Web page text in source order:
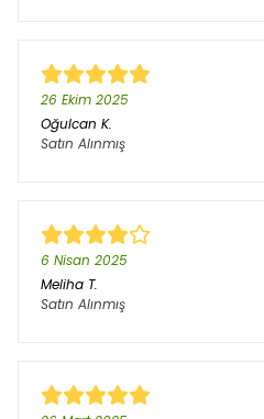
26 Ekim 2025
Oğulcan K.
Satın Alınmış
6 Nisan 2025
Meliha T.
Satın Alınmış